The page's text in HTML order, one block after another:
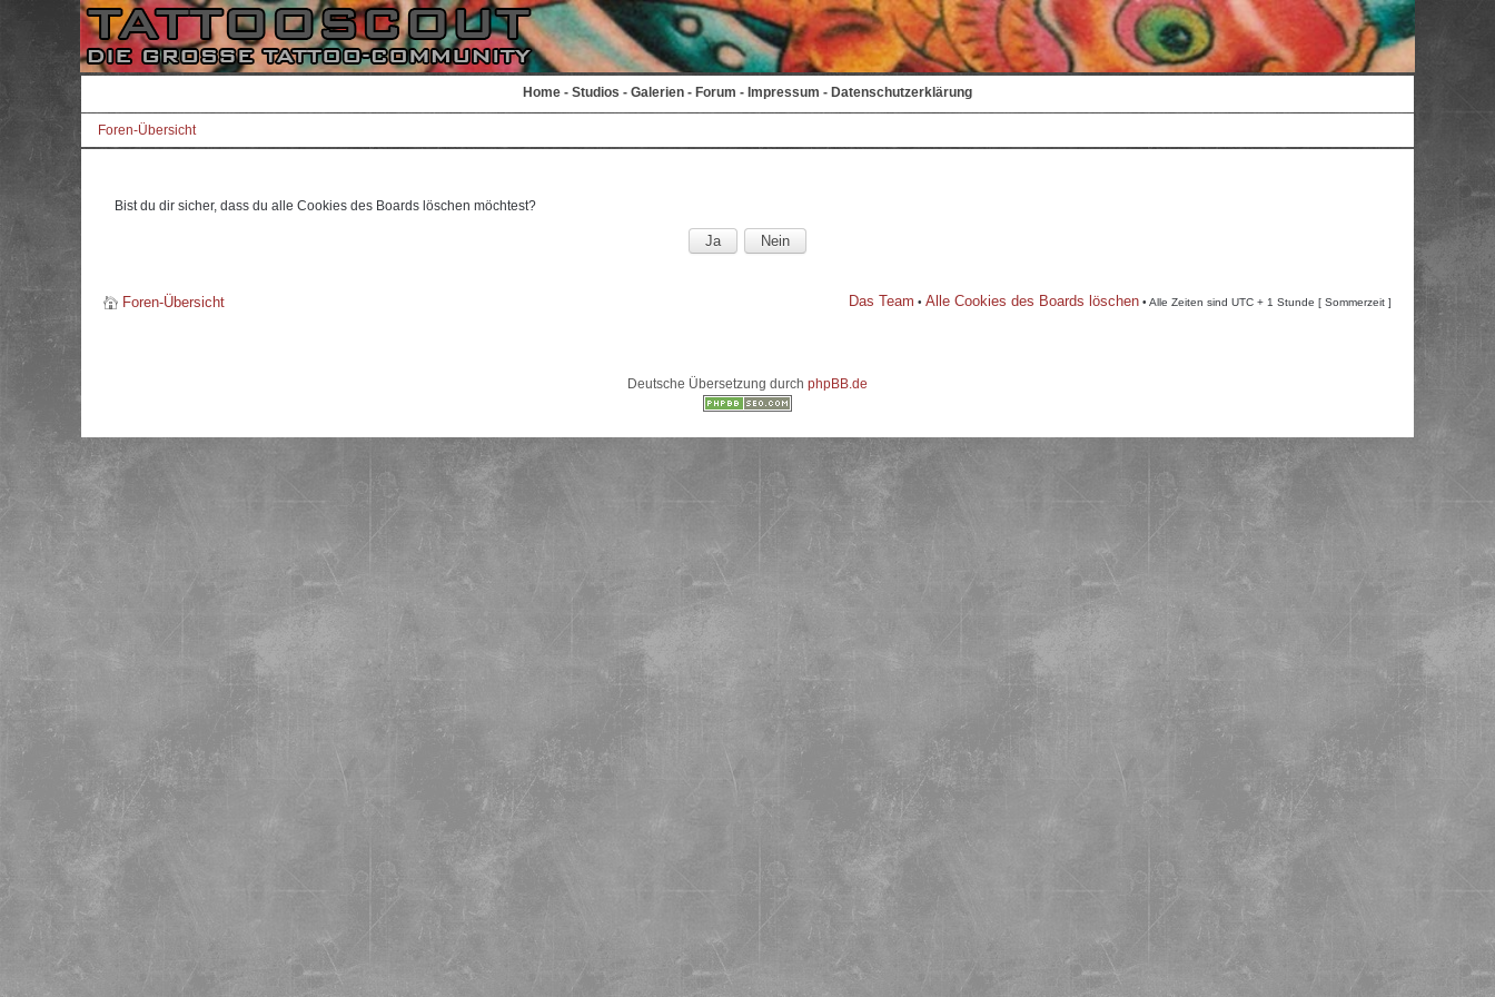
Home - Studios - Galerien - Forum - Impressum - Datenschutzerklärung
Foren-Übersicht
Bist du dir sicher, dass du alle Cookies des Boards löschen möchtest?
Foren-Übersicht Das Team • Alle Cookies des Boards löschen • Alle Zeiten sind UTC + 1 Stunde [ Sommerzeit ]
Deutsche Übersetzung durch phpBB.de